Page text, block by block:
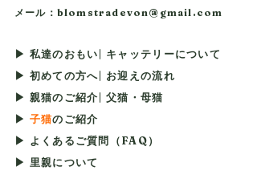
メール：blomstradevon@gmail.com
​​​​​​▶ 私達のおもい| キャッテリーについて
▶ 初めての方へ| お迎えの流れ
▶ 親猫のご紹介| 父猫 ・ 母猫
▶ 子猫のご紹介
▶
よくあるご質問（FAQ）
▶ 里親について